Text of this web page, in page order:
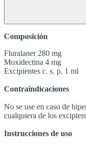
Composición
Fluralaner 280 mg
Moxidectina 4 mg
Excipientes c. s. p. 1 ml
Contraindicaciones
No se use en caso de
cualquiera de los
Instrucciones de uso